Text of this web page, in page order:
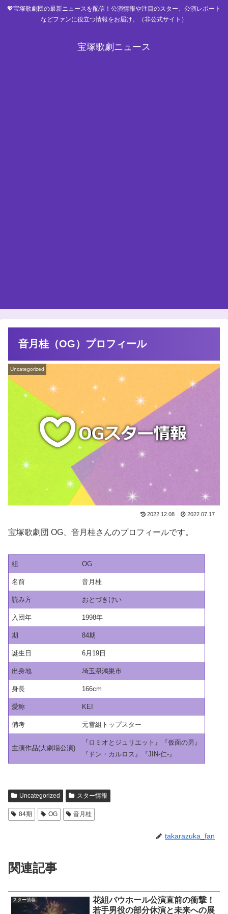
💖宝塚歌劇団の最新ニュースを配信！公演情報や注目のスター、公演レポート
などファンに役立つ情報をお届け。（非公式サイト）
宝塚歌劇ニュース
音月桂（OG）プロフィール
Uncategorized
2022.12.08 2022.07.17
宝塚歌劇団 OG、音月桂さんのプロフィールです。
組 OG
名前 音月桂
読み方 おとづきけい
入団年 1998年
期 84期
誕生日 6月19日
出身地 埼玉県鴻巣市
身長 166cm
愛称 KEI
備考 元雪組トップスター
主演作品(大劇場公演)
『ロミオとジュリエット』『仮面の男』
『ドン・カルロス』『JIN-仁-』
Uncategorized スター情報
84期 OG 音月桂
takarazuka_fan
関連記事
スター情報
花組バウホール公演直前の衝撃！
若手男役の部分休演と未来への展